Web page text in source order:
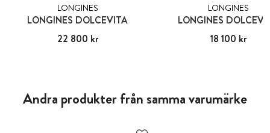
LONGINES
LONGINES DOLCEVITA
Pris:22 800 kr
22 800 kr
LONGINES
LONGINES
Pris: 18 100 kr
18 100 kr
Andra produkter från samma varumärke